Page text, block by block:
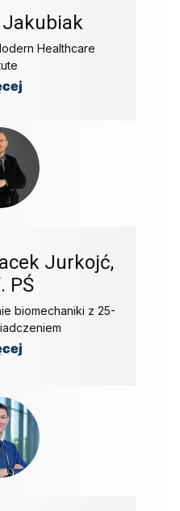
Healthcare
Jurkojć,
PŚ
biomechaniki z 25-